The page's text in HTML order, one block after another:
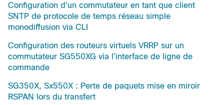
Configuration d'un commutateur en tant que client
SNTP de protocole de temps réseau simple
monodiffusion via CLI
Configuration des routeurs virtuels VRRP sur un
commutateur SG550XG via l'interface de ligne de
commande
SG350X, Sx550X : Perte de paquets mise en miroir
RSPAN lors du transfert